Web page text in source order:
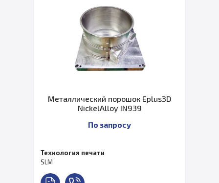
Металлический порошок Eplus3D
NickelAlloy IN939
По запросу
Технология печати
SLM